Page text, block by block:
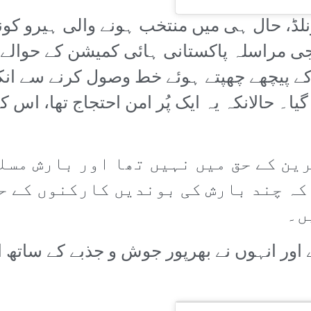
حال ہی میں منتخب ہونے والی ہیرو
مراسلہ پاکستانی ہائی کمیشن کے
پیچھے چھپتے ہوئے خط وصول کرنے سے
حالانکہ یہ ایک پُر امن احتجاج تھا،
کے حق میں نہیں تھا اور بارش
چند بارش کی بوندیں کارکنوں کے
انہوں نے بھرپور جوش و جذبے کے ساتھ